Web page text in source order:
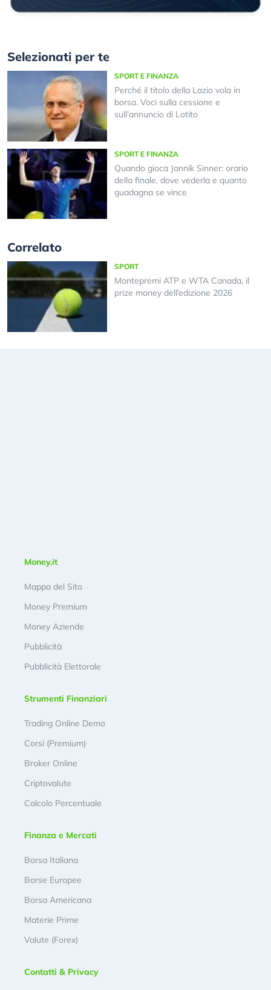
Selezionati per te
SPORT E FINANZA
Perché il titolo della Lazio vola in
borsa. Voci sulla cessione e
sull’annuncio di Lotito
SPORT E FINANZA
Quando gioca Jannik Sinner: orario
della finale, dove vederla e quanto
guadagna se vince
Correlato
SPORT
Montepremi ATP e WTA Canada, il
prize money dell’edizione 2026
Money.it
Mappa del Sito
Money Premium
Money Aziende
Pubblicità
Pubblicità Elettorale
Strumenti Finanziari
Trading Online Demo
Corsi (Premium)
Broker Online
Criptovalute
Calcolo Percentuale
Finanza e Mercati
Borsa Italiana
Borse Europee
Borsa Americana
Materie Prime
Valute (Forex)
Contatti & Privacy